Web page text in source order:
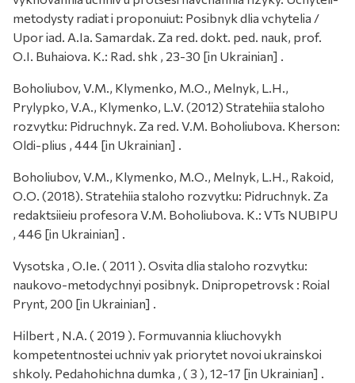
metodysty radiat i proponuiut: Posibnyk dlia vchytelia /
Upor iad. A.Ia. Samardak. Za red. dokt. ped. nauk, prof.
O.I. Buhaiova. K.: Rad. shk , 23-30 [in Ukrainian] .
Boholiubov, V.M., Klymenko, M.O., Melnyk, L.H.,
Prylypko, V.A., Klymenko, L.V. (2012) Stratehiia staloho
rozvytku: Pidruchnyk. Za red. V.M. Boholiubova. Kherson:
Oldi-plius , 444 [in Ukrainian] .
Boholiubov, V.M., Klymenko, M.O., Melnyk, L.H., Rakoid,
O.O. (2018). Stratehiia staloho rozvytku: Pidruchnyk. Za
redaktsiieiu profesora V.M. Boholiubova. K.: VTs NUBIPU
, 446 [in Ukrainian] .
Vysotska , O.Ie. ( 2011 ). Osvita dlia staloho rozvytku:
naukovo-metodychnyi posibnyk. Dnipropetrovsk : Roial
Prynt, 200 [in Ukrainian] .
Hilbert , N.A. ( 2019 ). Formuvannia kliuchovykh
kompetentnostei uchniv yak priorytet novoi ukrainskoi
shkoly. Pedahohichna dumka , ( 3 ), 12-17 [in Ukrainian] .